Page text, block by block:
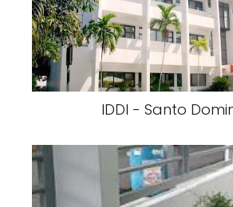
IDDI - Santo